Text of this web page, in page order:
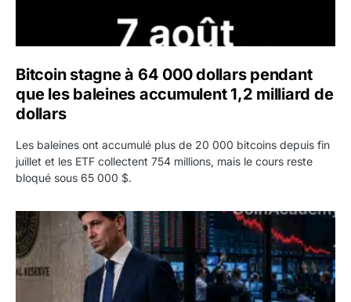
Bitcoin stagne à 64 000 dollars pendant
que les baleines accumulent 1,2 milliard de
dollars
Les baleines ont accumulé plus de 20 000 bitcoins depuis fin
juillet et les ETF collectent 754 millions, mais le cours reste
bloqué sous 65 000 $.
Kevin Warsh maintient sa communication minimaliste